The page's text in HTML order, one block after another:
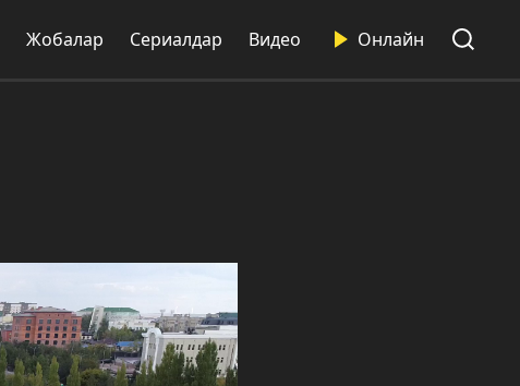
Жобалар Сериалдар Видео Онлайн